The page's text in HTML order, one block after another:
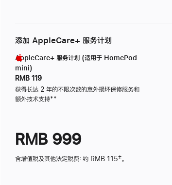
添加 AppleCare+ 服务计划
AppleCare+ 服务计划 (适用于 HomePod
mini)
RMB 119
获得长达 2 年的不限次数的意外损坏保修服务和
额外技术支持脚
**
RMB 999
含增值税及其他法定税费：约 RMB 115‡。